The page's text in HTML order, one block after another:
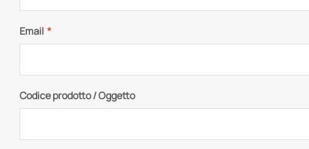
Email *
Codice prodotto / Oggetto